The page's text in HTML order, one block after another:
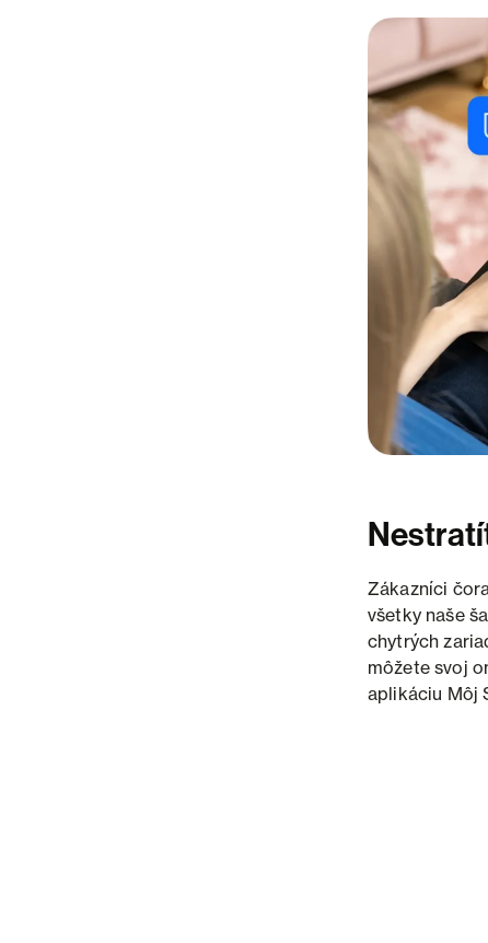
Zákazníci
všetky naše
chytrých
môžete svoj
aplikáciu Môj